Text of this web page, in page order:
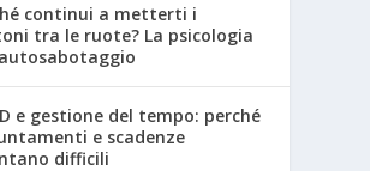
continui a metterti i
tra le ruote? La psicologia
e gestione del tempo: perché
e scadenze
difficili